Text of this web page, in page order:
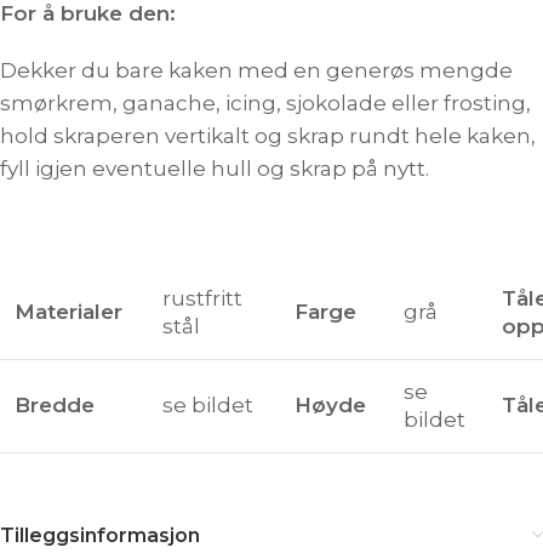
For å bruke den:
Dekker du bare kaken med en generøs mengde
smørkrem, ganache, icing, sjokolade eller frosting,
hold skraperen vertikalt og skrap rundt hele kaken,
fyll igjen eventuelle hull og skrap på nytt.
Materialer
rustfritt
stål
Farge grå
Bredde se bildet Høyde
se
bildet
Tilleggsinformasjon